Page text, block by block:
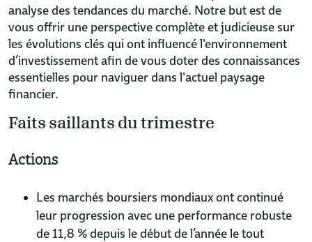
analyse des tendances du marché. Notre but est de
vous offrir une perspective complète et judicieuse sur
les évolutions clés qui ont influencé l'environnement
d’investissement afin de vous doter des connaissances
essentielles pour naviguer dans l'actuel paysage
financier.
Faits saillants du trimestre
Actions
Les marchés boursiers mondiaux ont continué
leur progression avec une performance robuste
de 11,8 % depuis le début de l’année le tout